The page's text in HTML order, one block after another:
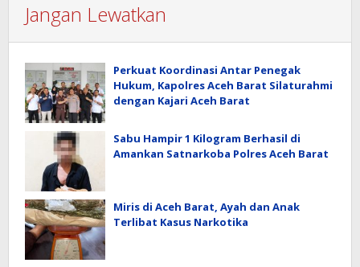
Jangan Lewatkan
Perkuat Koordinasi Antar Penegak
Hukum, Kapolres Aceh Barat Silaturahmi
dengan Kajari Aceh Barat
Sabu Hampir 1 Kilogram Berhasil di
Amankan Satnarkoba Polres Aceh Barat
Miris di Aceh Barat, Ayah dan Anak
Terlibat Kasus Narkotika